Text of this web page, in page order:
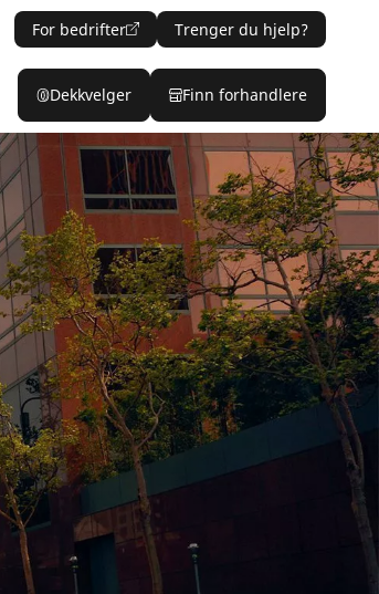
For bedrifter Trenger du hjelp?
Dekkvelger Finn forhandlere